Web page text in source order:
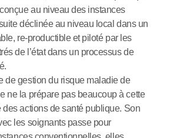
au niveau des instances
déclinée au niveau local dans un
re-productible et piloté par les
de l’état dans un processus de
de gestion du risque maladie de
ne la prépare pas beaucoup à cette
actions de santé publique. Son
les soignants passe pour